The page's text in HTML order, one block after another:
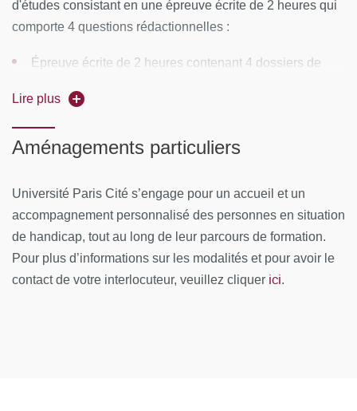
Génétique
Pathologie de la face
Neurologie
Uro-néphrologie
Pneumologie
Pathologies Digestives et Endocrinologiques
d'études consistant en une épreuve écrite de 2 heures qui
comporte 4 questions rédactionnelles :
Épreuve écrite de 2 heures contenant 4 dossiers de
Soutenance du mémoire de 10 minutes
obtenir au moins la moyenne à l'épreuve écrite
obtenir au moins la moyenne à la soutenance et au
mémoire
Lire plus
Aménagements particuliers
Université Paris Cité s’engage pour un accueil et un
accompagnement personnalisé des personnes en situation
de handicap, tout au long de leur parcours de formation.
Pour plus d’informations sur les modalités et pour avoir le
contact de votre interlocuteur, veuillez cliquer ici.